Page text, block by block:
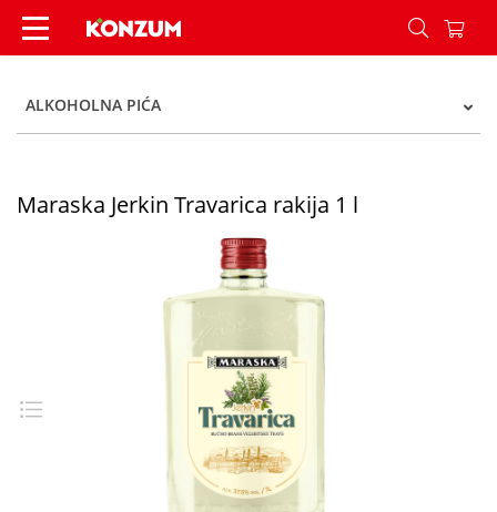
Maraska Jerkin Travarica rakija 1 l - Konzum
ALKOHOLNA PIĆA
Maraska Jerkin Travarica rakija 1 l